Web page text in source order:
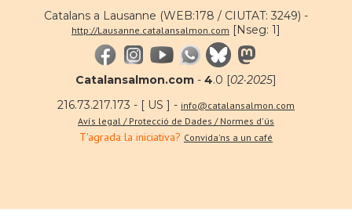
Catalans a Lausanne (WEB:178 / CIUTAT: 3249) -
http://Lausanne.catalansalmon.com [Nseg: 1]
Catalansalmon.com - 4.0 [02·2025]
216.73.217.173 - [ US ] - info@catalansalmon.com
Avís legal / Protecció de Dades / Normes d'ús
T'agrada la iniciativa? Convida'ns a un café